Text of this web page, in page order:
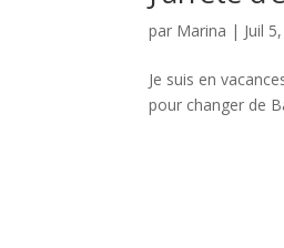
par Marina | Juil
Je suis en
pour changer de